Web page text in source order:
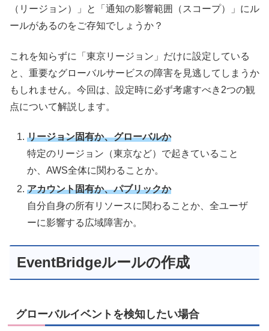
（リージョン）」と「通知の影響範囲（スコープ）」にル
ールがあるのをご存知でしょうか？
これを知らずに「東京リージョン」だけに設定している
と、重要なグローバルサービスの障害を見逃してしまうか
もしれません。今回は、設定時に必ず考慮すべき2つの観
点について解説します。
リージョン固有か、グローバルか
特定のリージョン（東京など）で起きていること
か、AWS全体に関わることか。
アカウント固有か、パブリックか
自分自身の所有リソースに関わることか、全ユーザ
ーに影響する広域障害か。
EventBridgeルールの作成
グローバルイベントを検知したい場合